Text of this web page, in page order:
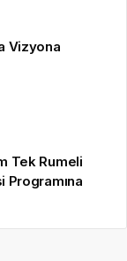
Vizyona
Tek Rumeli
Programına